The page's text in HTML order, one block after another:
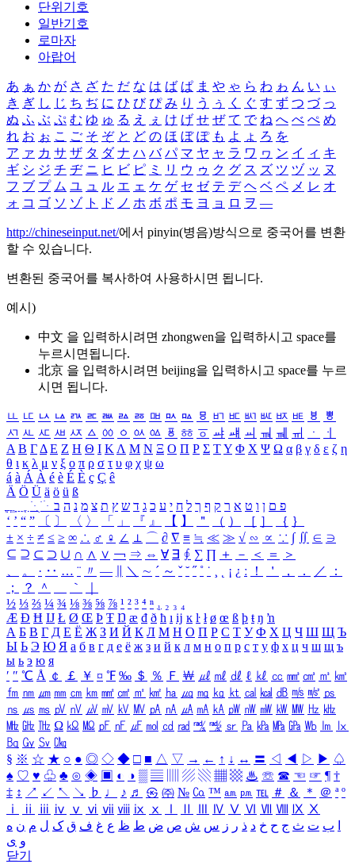
단위기호
일반기호
로마자
아랍어
あ ぁ か が さ ざ た だ な は ば ぱ ま や ゃ ら わ ゎ ん い ぃ
き ぎ し じ ち ぢ に ひ び ぴ み り う ぅ く ぐ す ず つ づ っ
ぬ ふ ぶ ぷ む ゆ ゅ る え ぇ け げ せ ぜ て で ね へ べ ぺ め
れ お ぉ こ ご そ ぞ と ど の ほ ぼ ぽ も よ ょ ろ を
ア ァ カ サ ザ タ ダ ナ ハ バ パ マ ヤ ャ ラ ワ ヮ ン イ ィ キ
ギ シ ジ チ ヂ ニ ヒ ビ ピ ミ リ ウ ゥ ク グ ス ズ ツ ヅ ッ ヌ
フ ブ プ ム ユ ュ ル エ ェ ケ ゲ セ ゼ テ デ ヘ ベ ペ メ レ オ
ォ コ ゴ ソ ゾ ト ド ノ ホ ボ ポ モ ヨ ョ ロ ヲ ―
http://chineseinput.net/에서 pinyin(병음)방식으로 중국어를 변환
할 수 있습니다.
변환된 중국어를 복사하여 사용하시면 됩니다.
예시)
中文 을 입력하시려면 zhongwen을 입력하시고 space를
누르시면됩니다.
北京 을 입력하시려면 beijing을 입력하시고 space를 누르
시면 됩니다.
ㅥ ㅦ ㅧ ㅨ ㅩ ㅪ ㅫ ㅬ ㅭ ㅮ ㅯ ㅰ ㅱ ㅲ ㅳ ㅴ ㅵ ㅶ ㅷ ㅸ
ㅹ
ㅺ ㅻ ㅼ ㅽ ㅾ ㅿ ㆀ ㆁ ㆂ ㆃ ㆄ ㆅ ㆆ ㆇ ㆈ ㆉ ㆊ ㆋ ㆌ ㆍ
ㆎ
Α Β ΓΔ Ε Ζ Η Θ Ι ΚΛ Μ Ν Ξ Ο Π Ρ Σ ΤΥ Φ Χ Ψ Ω α β γ δ ε ζ η
θ ι κ λ μ ν ξ ο π ρ σ τ υ φ χ ψ ω
á à Á À é è É È ç Ç ê
Ä Ö Ü ä ö ü ß
ִֶֹ ֻּ ׁׂ פ ם ן ו ט א ר ק ף ך ל ח י ע כ ג ד ש ץ ת צ מ נ ה ב
‘ ’ “ ” 〔 〕 〈 〉 「 」 『 』 【 】 ＂ （ ） ［ ］ ｛ ｝
± × ÷ ≠ ≤ ≥ ∞ ∴ ♂ ♀ ∠ ⊥ ⌒ ∂ ∇ ≡ ≒ ≪ ≫ √ ∽ ∝ ∵ ∫ ∬ ∈ ∋
⊆ ⊇ ⊂ ⊃ ∪ ∩ ∧ ∨ ￢ ⇒ ⇔ ∀ ∃ ∮ ∑ ∏ ＋ － ＜ ＝
＞
、
。 · ‥ … ¨ 〃 ― ＼ ∼ ´ ～ ˇ ˘ ˝ ˚ ˙ ¸ ¡ ¿ ː ！ ＇ ， ． ／
：
；
？ ＾ ｀
½ ⅓ ⅔ ¼ ¾ ⅛ ⅜ ⅝ ⅞ ¹ ² ³ ⁴ ⁿ ₁ ₂ ₃ ₄
Æ Ð Ħ Ĳ Ł Ø Œ Þ Ŧ Ŋ æ đ ð ħ ı ĳ ĸ ŀ ł ø œ ß þ ŧ ŋ ŉ
А Б В Г Д Е Ё Ж З И Й К Л М Н О П Р С Т У Ф Х Ц Ч Ш Щ Ъ
Ы Ь Э Ю Я а б в г д е ё ж з и й к л м н о п р с т у ф х ц ч ш щ ъ
ы ь э ю я
′ ″ ℃ Å ￠ ￡ ￥ ¤ ℉ ‰ ＄ ％ Ｆ ￦ ㎕ ㎖ ㎗ ℓ ㎘ ㏄ ㎣ ㎤ ㎥ ㎦
㎙ ㎚ ㎛ ㎜ ㎝ ㎞ ㎟ ㎠ ㎡ ㎢ ㏊ ㎍ ㎎ ㎏ ㏏ ㎈ ㎉ ㏈ ㎧ ㎨ ㎰
㎱ ㎲ ㎳ ㎴ ㎵ ㎶ ㎷ ㎸ ㎹ ㎀ ㎁ ㎂ ㎃ ㎄ ㎺ ㎻ ㎽ ㎾ ㎿ ㎐ ㎑
㎒ ㎓ ㎔ Ω ㏀ ㏁ ㎊ ㎋ ㎌ ㏖ ㏅ ㎭ ㎮ ㎯ ㏛ ㎩ ㎪ ㎫ ㎬ ㏝ ㏐
㏓
㏃ ㏉ ㏜ ㏆
§ ※ ☆ ★ ○ ● ◎ ◇ ◆ □ ■ △ ▽ → ← ↑ ↓ ↔ 〓 ◁ ◀ ▷ ▶ ♤
♠ ♡ ♥ ♧ ♣ ⊙ ◈ ▣ ◐ ◑ ▒ ▤ ▨ ▧ ▦ ▩ ♨ ☏ ☎ ☜ ☞ ¶ †
‡ ↕ ↗ ↙ ↖ ↘ ♭ ♩ ♪ ♬ ㉿ ㈜ № ㏇ ™ ㏂ ㏘ ℡ ＃ ＆ ＊ ＠ ª º
ⅰ
ⅱ ⅲ ⅳ ⅴ ⅵ ⅶ ⅷ ⅸ ⅹ Ⅳ Ⅴ Ⅵ Ⅶ Ⅷ Ⅸ Ⅹ
ب ت ث ج ح خ د ذ ر ز س ش ص ض ط ظ ع غ ف ق ک ل م ن ه
و ی
닫기